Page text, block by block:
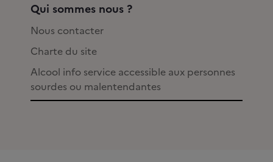
Qui sommes nous ?
Nous contacter
Charte du site
Alcool info service accessible aux personnes
sourdes ou malentendantes